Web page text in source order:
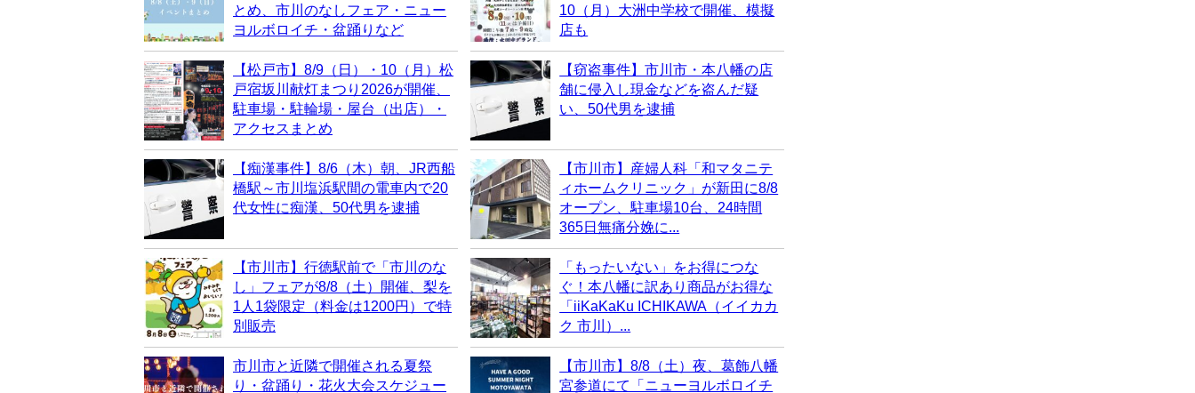
とめ、市川のなしフェア・ニュー
ヨルボロイチ・盆踊りなど
10（月）大洲中学校で開催、模擬
店も
【松戸市】8/9（日）・10（月）松
戸宿坂川献灯まつり2026が開催、
駐車場・駐輪場・屋台（出店）・
アクセスまとめ
【窃盗事件】市川市・本八幡の店
舗に侵入し現金などを盗んだ疑
い、50代男を逮捕
【痴漢事件】8/6（木）朝、JR西船
橋駅～市川塩浜駅間の電車内で20
代女性に痴漢、50代男を逮捕
【市川市】産婦人科「和マタニテ
ィホームクリニック」が新田に8/8
オープン、駐車場10台、24時間
365日無痛分娩に...
【市川市】行徳駅前で「市川のな
し」フェアが8/8（土）開催、梨を
1人1袋限定（料金は1200円）で特
別販売
「もったいない」をお得につな
ぐ！本八幡に訳あり商品がお得な
「iiKaKaKu ICHIKAWA（イイカカ
ク 市川）...
市川市と近隣で開催される夏祭
り・盆踊り・花火大会スケジュー
【市川市】8/8（土）夜、葛飾八幡
宮参道にて「ニューヨルボロイチ